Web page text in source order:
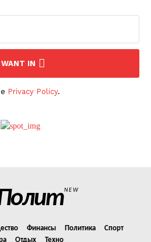
WANT IN
Privacy Policy.
NEW
Финансы Политика
Спорт
Отдых Техно